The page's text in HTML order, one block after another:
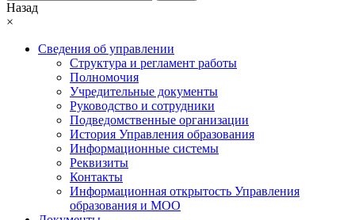
Назад
×
Сведения об управлении
Структура и регламент работы
Полномочия
Учредительные документы
Руководство и сотрудники
Подведомственные организации
История Управления образования
Информационные системы
Реквизиты
Контакты
Информационная открытость Управления
образования и МОО